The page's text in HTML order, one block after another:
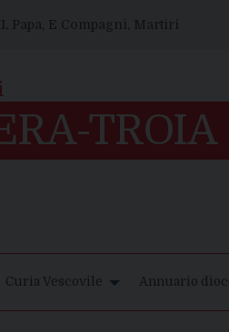
Papa, E Compagni, Martiri
Curia Vescovile Annuario